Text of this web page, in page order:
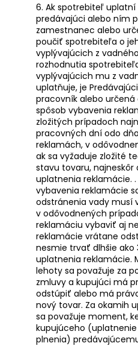
6. Ak spotrebiteľ
predávajúci alebo ním
zamestnanec alebo
poučiť spotrebiteľa o
vyplývajúcich z
rozhodnutia
vyplývajúcich mu z
uplatňuje, je
pracovník alebo
spôsob vybavenia
zložitých prípadoch
pracovných dní odo
reklamách, v
ak sa vyžaduje zložité
stavu tovaru, najneskôr
uplatnenia reklamácie.
vybavenia reklamácie
odstránenia vady musí
v odôvodnených
reklamáciu vybaviť aj
reklamácie vrátane
nesmie trvať dlhšie ako
uplatnenia reklamácie.
lehoty sa považuje za
zmluvy a kupujúci má
odstúpiť alebo má
nový tovar. Za okamih
sa považuje moment,
kupujúceho
plnenia)